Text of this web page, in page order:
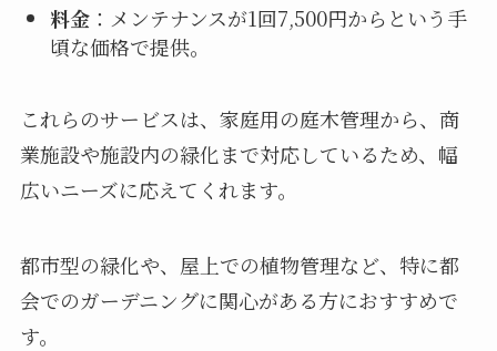
料金：メンテナンスが1回7,500円からという手
頃な価格で提供。
これらのサービスは、家庭用の庭木管理から、商
業施設や施設内の緑化まで対応しているため、幅
広いニーズに応えてくれます。
都市型の緑化や、屋上での植物管理など、特に都
会でのガーデニングに関心がある方におすすめで
す。